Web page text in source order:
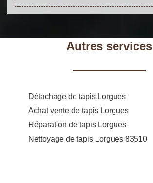
Autres services
Détachage de tapis Lorgues
Achat vente de tapis Lorgues
Réparation de tapis Lorgues
Nettoyage de tapis Lorgues 83510